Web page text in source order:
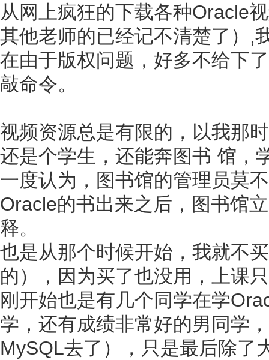
从网上疯狂的下载各种Oracle
其他老师的已经记不清楚了）,
在由于版权问题，好多不给下
敲命令。
视频资源总是有限的，以我那
还是个学生，还能奔图书 馆，
一度认为，图书馆的管理员莫
Oracle的书出来之后，图书馆
释。
也是从那个时候开始，我就不
的），因为买了也没用，上课
刚开始也是有几个同学在学
学，还有成绩非常好的男同学
MySQL去了），只是最后除了